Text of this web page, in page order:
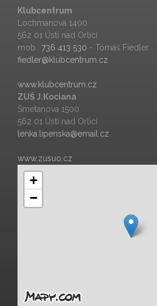
Klubcentrum
Lochmanova 1400
562 01 Ústí nad Orlicí
mob.: 736 413 530 - Tomáš Fiedler
fiedler@klubcentrum.cz
www.klubcentrum.cz
ZUŠ J.Kociana
Smetanova 1500
562 01 Ústí nad Orlicí
lenka.lipenska@email.cz
www.zusuo.cz
+
−